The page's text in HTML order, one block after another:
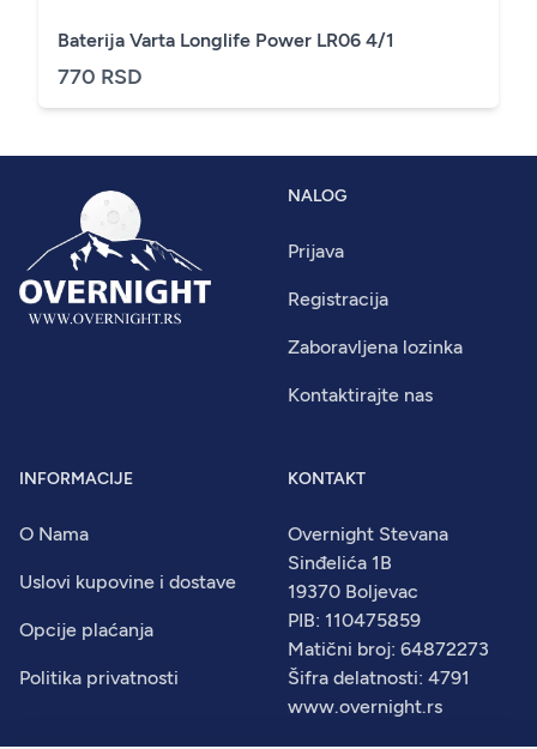
Baterija Varta Longlife Power LR06 4/1
770 RSD
NALOG
Prijava
Registracija
Zaboravljena lozinka
Kontaktirajte nas
INFORMACIJE
O Nama
Uslovi kupovine i dostave
Opcije plaćanja
Politika privatnosti
KONTAKT
Overnight Stevana
Sinđelića 1B
19370 Boljevac
PIB: 110475859
Matični broj: 64872273
Šifra delatnosti: 4791
www.overnight.rs